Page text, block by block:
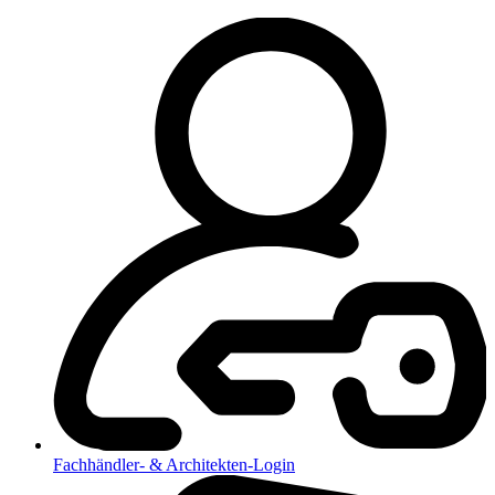
Fachhändler- & Architekten-Login